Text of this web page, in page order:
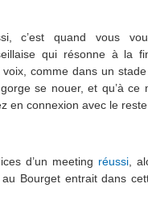
c’est quand vous
qui résonne à la
comme dans un
se nouer, et qu’à ce
en connexion avec le reste
d’un meeting réussi,
Bourget entrait dans